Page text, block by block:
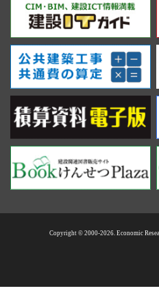
Copyright © 2000-2026. Economic